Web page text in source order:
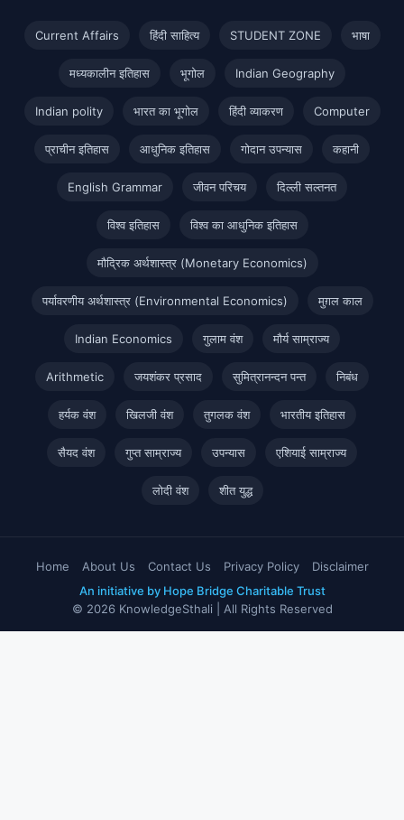
Current Affairs हिंदी साहित्य STUDENT ZONE भाषा
मध्यकालीन इतिहास भूगोल Indian Geography
Indian polity भारत का भूगोल हिंदी व्याकरण Computer
प्राचीन इतिहास आधुनिक इतिहास गोदान उपन्यास कहानी
English Grammar जीवन परिचय दिल्ली सल्तनत
विश्व इतिहास विश्व का आधुनिक इतिहास
मौद्रिक अर्थशास्त्र (Monetary Economics)
पर्यावरणीय अर्थशास्त्र (Environmental Economics) मुग़ल काल
Indian Economics गुलाम वंश मौर्य साम्राज्य
Arithmetic जयशंकर प्रसाद सुमित्रानन्दन पन्त निबंध
हर्यक वंश खिलजी वंश तुगलक वंश भारतीय इतिहास
सैयद वंश गुप्त साम्राज्य उपन्यास एशियाई साम्राज्य
लोदी वंश शीत युद्ध
Home About Us Contact Us Privacy Policy
Disclaimer
An initiative by Hope Bridge Charitable Trust
© 2026 KnowledgeSthali | All Rights Reserved